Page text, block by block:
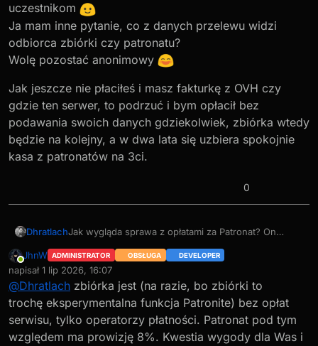
uczestnikom
Ja mam inne pytanie, co z danych przelewu widzi
odbiorca zbiórki czy patronatu?
Wolę pozostać anonimowy
Jak jeszcze nie płaciłeś i masz fakturkę z OVH czy
gdzie ten serwer, to podrzuć i bym opłacił bez
podawania swoich danych gdziekolwiek, zbiórka wtedy
będzie na kolejny, a w dwa lata się uzbiera spokojnie
kasa z patronatów na 3ci.
0
DhratlachJak wygląda sprawa z opłatami za Patronat? On
kwot które ubywają... ale jednak pozostaje kwestia
otwarta co bardziej opłacalne
Online
JhnW ADMINISTRATOR OBSŁUGA DEVELOPER
napisał1 lip 2026, 16:07
ostatnio edytowany przez
@Dhratlach zbiórka jest (na razie, bo zbiórki to
trochę eksperymentalna funkcja Patronite) bez opłat
serwisu, tylko operatorzy płatności. Patronat pod tym
względem ma prowizję 8%. Kwestia wygody dla Was i